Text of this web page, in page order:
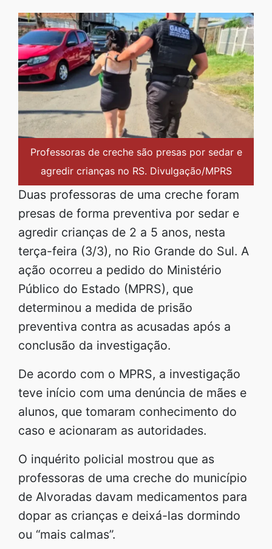
Professoras de creche são presas por sedar e
agredir crianças no RS. Divulgação/MPRS
Duas professoras de uma creche foram
presas de forma preventiva por sedar e
agredir crianças de 2 a 5 anos, nesta
terça-feira (3/3), no Rio Grande do Sul. A
ação ocorreu a pedido do Ministério
Público do Estado (MPRS), que
determinou a medida de prisão
preventiva contra as acusadas após a
conclusão da investigação.
De acordo com o MPRS, a investigação
teve início com uma denúncia de mães e
alunos, que tomaram conhecimento do
caso e acionaram as autoridades.
O inquérito policial mostrou que as
professoras de uma creche do município
de Alvoradas davam medicamentos para
dopar as crianças e deixá-las dormindo
ou “mais calmas”.